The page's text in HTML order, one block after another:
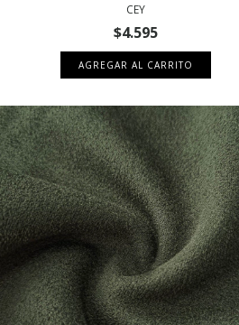
CEY
$4.595
AGREGAR AL CARRITO